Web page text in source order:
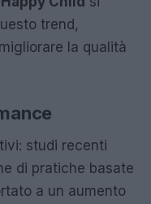
trend,
la qualità
studi recenti
di pratiche basate
a un aumento